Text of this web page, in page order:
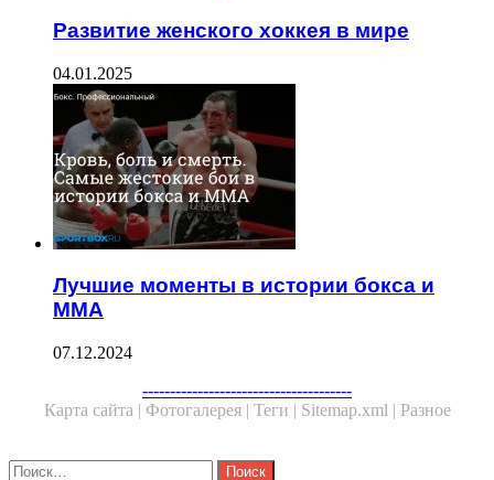
Развитие женского хоккея в мире
04.01.2025
Лучшие моменты в истории бокса и
ММА
07.12.2024
--------------------------------------
Карта сайта | Фотогалерея | Теги | Sitemap.xml | Разное
Close
Найти: